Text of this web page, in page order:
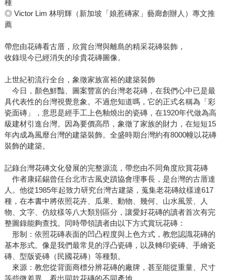
種
◎ Victor Lim 林明輝（新加坡「娘惹磚家」藝廊創辦人）專文推
薦
帶您由花磚看古厝，欣賞台灣與離島的精采花磚裝飾，
收錄現今已經消失的珍貴花磚圖像。
上世紀初流行全台，象徵家族富裕的建築裝飾
今日，顏色鮮豔、圖案豐富的台灣老花磚，在我們心中已是最
具代表性的台灣視覺意象。不過您知道嗎，它的正式名稱為「彩
瓷面磚」，意思是經手工上色釉燒出的瓷磚，在1920年代做為高
級建材引進台灣。因為要價高昂，象徵了家族的財力，在短短15
年內成為風靡台灣的建築裝飾。全盛時期台灣約有8000幢以花磚
裝飾的建築。
記錄台灣花磚文化發展的完整源流，帶您由不同角度欣賞花磚
作者康鍩錫曾任台北市古風史蹟協會理事長，是台灣的古厝達
人。他從1985年起致力研究台灣古建築，蒐集老花磚紋樣達617
種，在本書中將依照花卉、瓜果、動物、幾何、山水風景、人
物、文字、仿紋樣等八大類別區分，讓愛好花磚的讀者首次有完
整圖錄能夠查找。同時帶領讀者由以下方式賞玩花磚：
形制：依照花磚表面的凹凸程度與上色方式，教您認識花磚的
基本形式。像是我們最常見的浮凸瓷磚，以及轉印瓷磚、手繪瓷
磚、型版瓷磚（民國花磚）等種類。
來源：教您從背面商標分辨花磚的廠牌，甚至能從重量、尺寸
等些微差異，看出同款花磚的不同產地。